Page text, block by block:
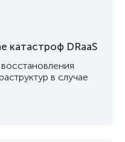
катастроф DRaaS
в случае